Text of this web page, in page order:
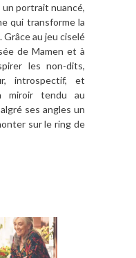
portrait nuancé,
qui transforme la
Grâce au jeu ciselé
de Mamen et à
les non-dits,
introspectif, et
miroir tendu au
ses angles un
sur le ring de